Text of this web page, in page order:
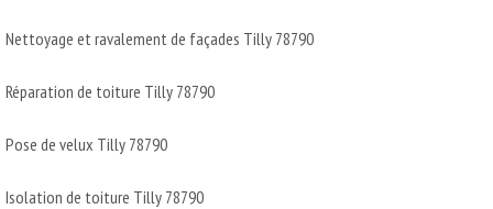
Nettoyage et ravalement de façades Tilly 78790
Réparation de toiture Tilly 78790
Pose de velux Tilly 78790
Isolation de toiture Tilly 78790